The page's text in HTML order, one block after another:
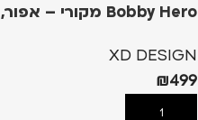
Bobby Hero מקורי – אפור,
XD DESIGN
₪499
הוספה לסל